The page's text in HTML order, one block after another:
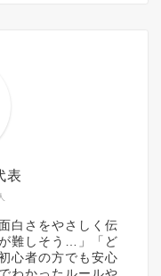
表
白さをやさしく伝
難しそう…」「ど
心者の方でも安心